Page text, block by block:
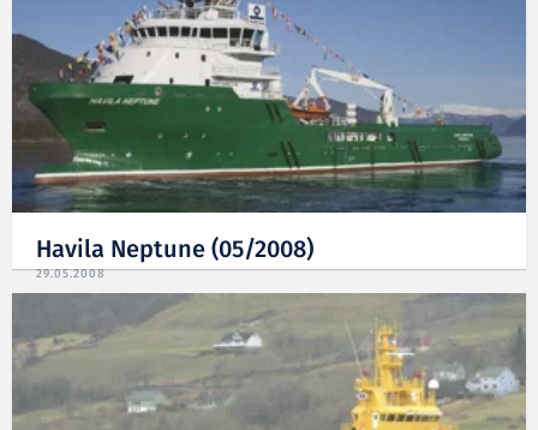
Havila Neptune (05/2008)
29.05.2008